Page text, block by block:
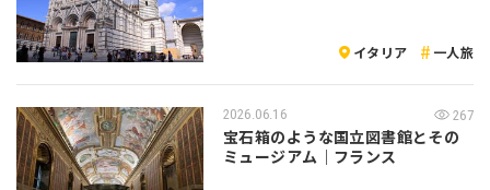
イタリア 一人旅
2026.06.16 267
宝石箱のような国立図書館とその
ミュージアム｜フランス